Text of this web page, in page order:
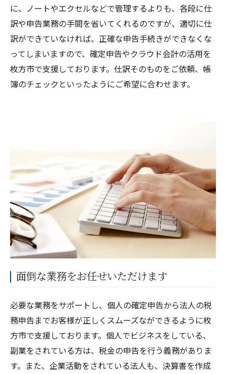
に、ノートやエクセルなどで管理するよりも、各段に仕
訳や申告業務の手間を省いてくれるのですが、適切に仕
訳ができていなければ、正確な申告手続きができなくな
ってしまいますので、確定申告やクラウド会計の活用を
枚方市で支援しております。仕訳そのものをご依頼、帳
簿のチェックといったようにご希望に合わせます。
面倒な業務をお任せいただけます
必要な業務をサポートし、個人の確定申告から法人の税
務申告までお客様が正しくスムーズなができるように枚
方市で支援しております。個人でビジネスをしている、
副業をされている方は、税金の申告を行う義務がありま
す。また、企業活動をされている法人も、決算書を作成